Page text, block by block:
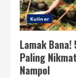
Kuliner
Lamak
Paling
Nampol